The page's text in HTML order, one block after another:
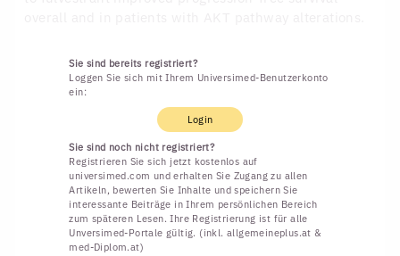
Sie sind bereits registriert?
Loggen Sie sich mit Ihrem Universimed-Benutzerkonto
ein:
Login
Sie sind noch nicht registriert?
Registrieren Sie sich jetzt kostenlos auf
universimed.com und erhalten Sie Zugang zu allen
Artikeln, bewerten Sie Inhalte und speichern Sie
interessante Beiträge in Ihrem persönlichen Bereich
zum späteren Lesen. Ihre Registrierung ist für alle
Unversimed-Portale gültig. (inkl. allgemeineplus.at &
med-Diplom.at)